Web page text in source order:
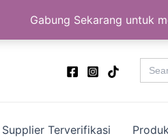
Gabung Sekarang untuk
for:
Supplier Terverifikasi